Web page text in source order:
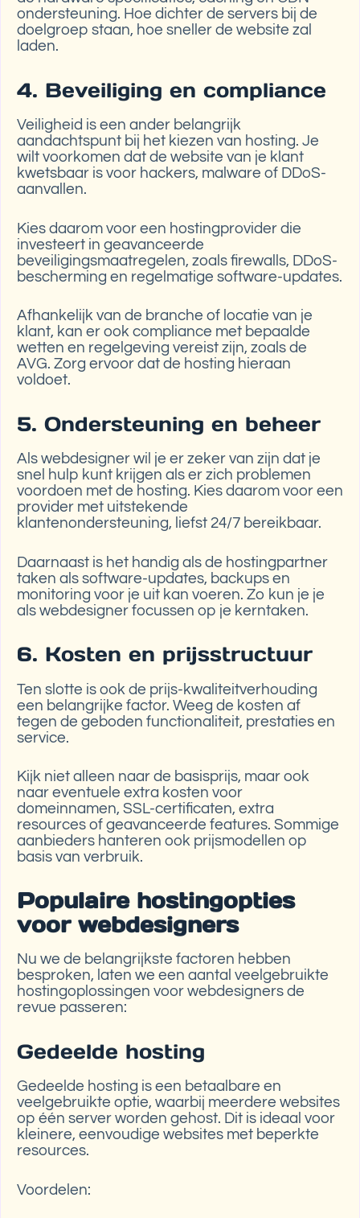
ondersteuning. Hoe dichter de servers bij de
doelgroep staan, hoe sneller de website zal
laden.
4. Beveiliging en compliance
Veiligheid is een ander belangrijk
aandachtspunt bij het kiezen van hosting. Je
wilt voorkomen dat de website van je klant
kwetsbaar is voor hackers, malware of DDoS-
aanvallen.
Kies daarom voor een hostingprovider die
investeert in geavanceerde
beveiligingsmaatregelen, zoals firewalls, DDoS-
bescherming en regelmatige software-updates.
Afhankelijk van de branche of locatie van je
klant, kan er ook compliance met bepaalde
wetten en regelgeving vereist zijn, zoals de
AVG. Zorg ervoor dat de hosting hieraan
voldoet.
5. Ondersteuning en beheer
Als webdesigner wil je er zeker van zijn dat je
snel hulp kunt krijgen als er zich problemen
voordoen met de hosting. Kies daarom voor een
provider met uitstekende
klantenondersteuning, liefst 24/7 bereikbaar.
Daarnaast is het handig als de hostingpartner
taken als software-updates, backups en
monitoring voor je uit kan voeren. Zo kun je je
als webdesigner focussen op je kerntaken.
6. Kosten en prijsstructuur
Ten slotte is ook de prijs-kwaliteitverhouding
een belangrijke factor. Weeg de kosten af
tegen de geboden functionaliteit, prestaties en
service.
Kijk niet alleen naar de basisprijs, maar ook
naar eventuele extra kosten voor
domeinnamen, SSL-certificaten, extra
resources of geavanceerde features. Sommige
aanbieders hanteren ook prijsmodellen op
basis van verbruik.
Populaire hostingopties
voor webdesigners
Nu we de belangrijkste factoren hebben
besproken, laten we een aantal veelgebruikte
hostingoplossingen voor webdesigners de
revue passeren:
Gedeelde hosting
Gedeelde hosting is een betaalbare en
veelgebruikte optie, waarbij meerdere websites
op één server worden gehost. Dit is ideaal voor
kleinere, eenvoudige websites met beperkte
resources.
Voordelen: